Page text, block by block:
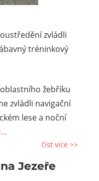
zvládli
tréninkový
žebříku
zvládli navigační
lese a noční
číst více >>
Jezeře